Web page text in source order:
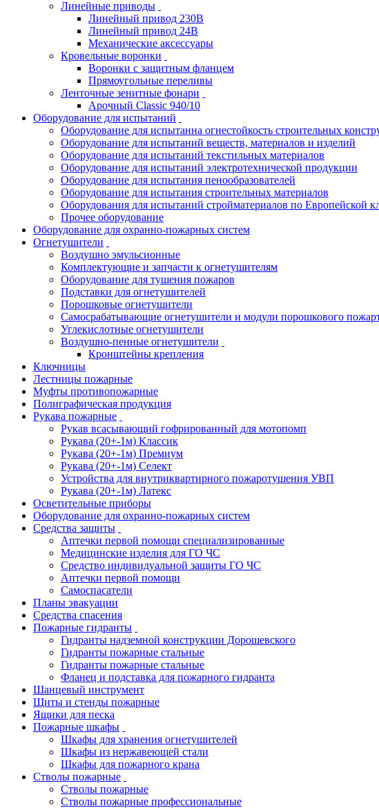
Линейные приводы
Линейный привод 230В
Линейный привод 24В
Механические аксессуары
Кровельные воронки
Воронки с защитным фланцем
Прямоугольные переливы
Ленточные зенитные фонари
Арочный Classic 940/10
Оборудование для испытаний
Оборудование для испытанна огнестойкость строительных
Оборудование для испытаний веществ, материалов и изделий
Оборудование для испытаний текстильных материалов
Оборудование для испытаний электротехнической продукции
Оборудование для испытания пенообразователей
Оборудование для испытания строительных материалов
Оборудования для испытаний стройматериалов по Европейской
Прочее оборудование
Оборудование для охранно-пожарных систем
Огнетушители
Воздушно эмульсионные
Комплектующие и запчасти к огнетушителям
Оборудование для тушения пожаров
Подставки для огнетушителей
Порошковые огнетушители
Самосрабатывающие огнетушители и модули порошкового
Углекислотные огнетушители
Воздушно-пенные огнетушители
Кронштейны крепления
Ключницы
Лестницы пожарные
Муфты противопожарные
Полиграфическая продукция
Рукава пожарные
Рукав всасывающий гофрированный для мотопомп
Рукава (20+-1м) Классик
Рукава (20+-1м) Премиум
Рукава (20+-1м) Селект
Устройства для внутриквартирного пожаротушения УВП
Рукава (20+-1м) Латекс
Осветительные приборы
Оборудование для охранно-пожарных систем
Средства защиты
Аптечки первой помощи специализированные
Медицинские изделия для ГО ЧС
Средство индивидуальной защиты ГО ЧС
Аптечки первой помощи
Самоспасатели
Планы эвакуации
Средства спасения
Пожарные гидранты
Гидранты надземной конструкции Дорошевского
Гидранты пожарные стальные
Гидранты пожарные стальные
Фланец и подставка для пожарного гидранта
Шанцевый инструмент
Щиты и стенды пожарные
Ящики для песка
Пожарные шкафы
Шкафы для хранения огнетушителей
Шкафы из нержавеющей стали
Шкафы для пожарного крана
Стволы пожарные
Стволы пожарные
Стволы пожарные профессиональные